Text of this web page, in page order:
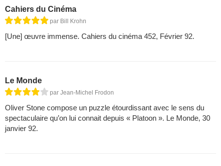
Cahiers du Cinéma
par Bill Krohn
[Une] œuvre immense. Cahiers du cinéma 452, Février 92.
Le Monde
par Jean-Michel Frodon
Oliver Stone compose un puzzle étourdissant avec le sens du
spectaculaire qu’on lui connait depuis « Platoon ». Le Monde, 30
janvier 92.